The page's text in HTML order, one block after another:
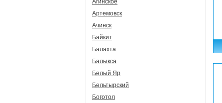
Агинское
Артемовск
Ачинск
Байкит
Балахта
Балыкса
Белый Яр
Бельтырский
Боготол